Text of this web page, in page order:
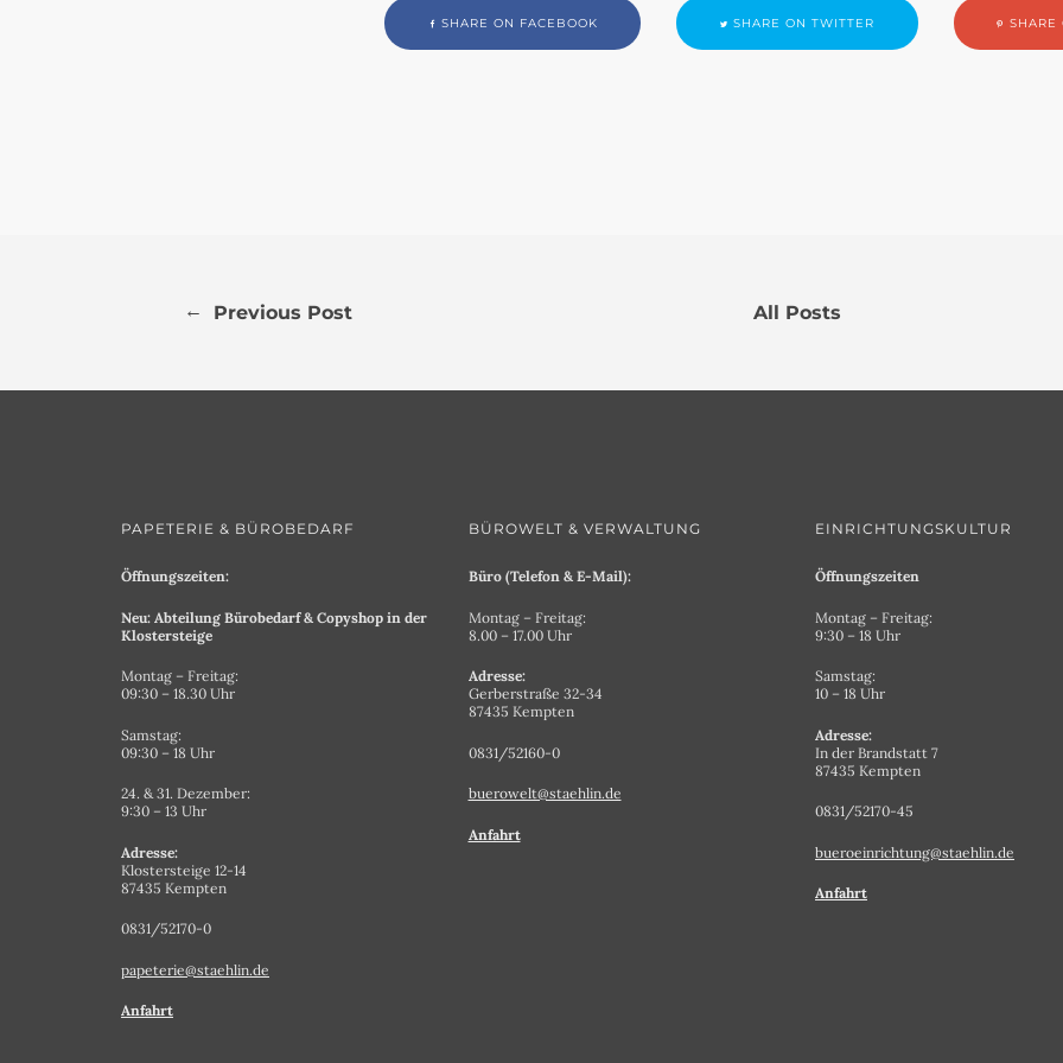
SHARE ON FACEBOOK SHARE ON TWITTER SHARE
← Previous Post All Posts
PAPETERIE & BÜROBEDARF
Öffnungszeiten:
Neu: Abteilung Bürobedarf & Copyshop in der
Klostersteige
Montag – Freitag:
09:30 – 18.30 Uhr
Samstag:
09:30 – 18 Uhr
24. & 31. Dezember:
9:30 – 13 Uhr
Adresse:
Klostersteige 12-14
87435 Kempten
0831/52170-0
papeterie@staehlin.de
Anfahrt
BÜROWELT & VERWALTUNG
Büro (Telefon & E-Mail):
Montag – Freitag:
8.00 – 17.00 Uhr
Adresse:
Gerberstraße 32-34
87435 Kempten
0831/52160-0
buerowelt@staehlin.de
Anfahrt
EINRICHTUNGSKULTUR
Öffnungszeiten
Montag – Freitag:
9:30 – 18 Uhr
Samstag:
10 – 18 Uhr
Adresse:
In der Brandstatt 7
87435 Kempten
0831/52170-45
bueroeinrichtung@staehlin.de
Anfahrt